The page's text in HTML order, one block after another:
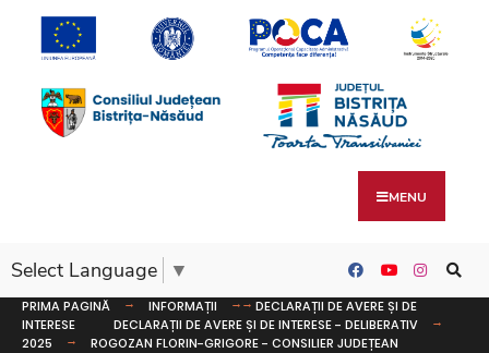
MENU
Select Language ▼
PRIMA PAGINĂ INFORMAȚII
DECLARAȚII DE AVERE ȘI DE
INTERESE
DECLARAȚII DE AVERE ȘI DE INTERESE - DELIBERATIV
2025
ROGOZAN FLORIN-GRIGORE - CONSILIER JUDEȚEAN